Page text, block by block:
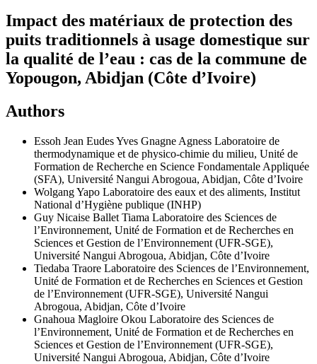
Impact des matériaux de protection des
puits traditionnels à usage domestique sur
la qualité de l’eau : cas de la commune de
Yopougon, Abidjan (Côte d’Ivoire)
Authors
Essoh Jean Eudes Yves Gnagne Agness Laboratoire de
thermodynamique et de physico-chimie du milieu, Unité de
Formation de Recherche en Science Fondamentale Appliquée
(SFA), Université Nangui Abrogoua, Abidjan, Côte d’Ivoire
Wolgang Yapo Laboratoire des eaux et des aliments, Institut
National d’Hygiène publique (INHP)
Guy Nicaise Ballet Tiama Laboratoire des Sciences de
l’Environnement, Unité de Formation et de Recherches en
Sciences et Gestion de l’Environnement (UFR-SGE),
Université Nangui Abrogoua, Abidjan, Côte d’Ivoire
Tiedaba Traore Laboratoire des Sciences de l’Environnement,
Unité de Formation et de Recherches en Sciences et Gestion
de l’Environnement (UFR-SGE), Université Nangui
Abrogoua, Abidjan, Côte d’Ivoire
Gnahoua Magloire Okou Laboratoire des Sciences de
l’Environnement, Unité de Formation et de Recherches en
Sciences et Gestion de l’Environnement (UFR-SGE),
Université Nangui Abrogoua, Abidjan, Côte d’Ivoire